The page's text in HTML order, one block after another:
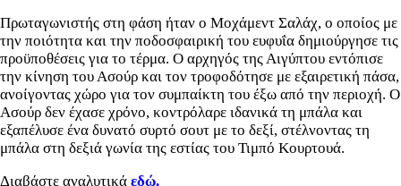
Πρωταγωνιστής στη φάση ήταν ο Μοχάμεντ Σαλάχ, ο οποίος με
την ποιότητα και την ποδοσφαιρική του ευφυΐα δημιούργησε τις
προϋποθέσεις για το τέρμα. Ο αρχηγός της Αιγύπτου εντόπισε
την κίνηση του Ασούρ και τον τροφοδότησε με εξαιρετική πάσα,
ανοίγοντας χώρο για τον συμπαίκτη του έξω από την περιοχή. Ο
Ασούρ δεν έχασε χρόνο, κοντρόλαρε ιδανικά τη μπάλα και
εξαπέλυσε ένα δυνατό συρτό σουτ με το δεξί, στέλνοντας τη
μπάλα στη δεξιά γωνία της εστίας του Τιμπό Κουρτουά.
Διαβάστε αναλυτικά εδώ.